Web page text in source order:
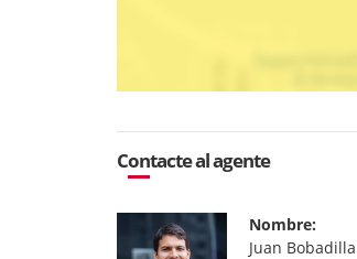
Contacte al agente
Nombre:
Juan Bobadilla